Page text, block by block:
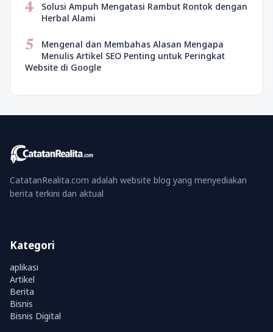
4
Solusi Ampuh Mengatasi Rambut Rontok dengan
Herbal Alami
5
Mengenal dan Membahas Alasan Mengapa
Menulis Artikel SEO Penting untuk Peringkat
Website di Google
CatatanRealita.com adalah website blog yang menyediakan
berita terkini dan aktual
Kategori
aplikasi
Artikel
Berita
Bisnis
Bisnis Digital